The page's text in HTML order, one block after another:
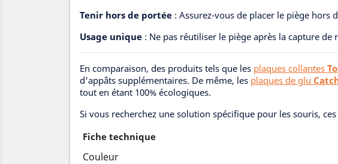
Tenir hors de portée : Assurez-vous de placer le piège hors
Usage unique : Ne pas réutiliser le piège après la capture de
En comparaison, des produits tels que les plaques collantes
d'appâts supplémentaires. De même, les plaques de glu
tout en étant 100% écologiques.
Si vous recherchez une solution spécifique pour les souris,
Fiche technique
Couleur